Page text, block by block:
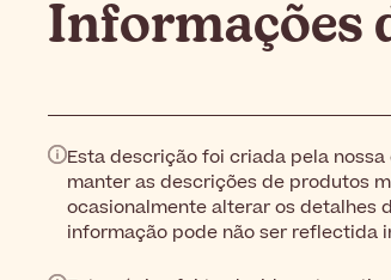
Informações
Esta descrição foi criada pela
manter as descrições de produtos
ocasionalmente alterar os detalhes
informação pode não ser reflectida